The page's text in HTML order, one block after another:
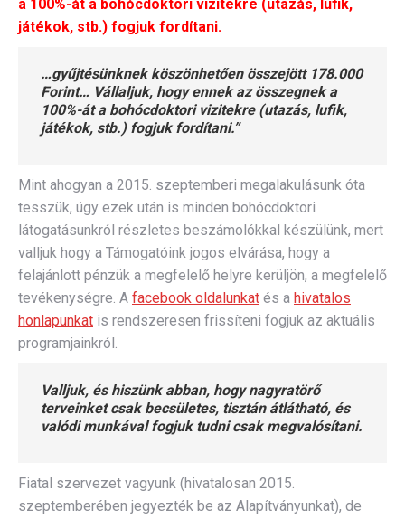
a 100%-át a bohócdoktori vizitekre (utazás, lufik,
játékok, stb.) fogjuk fordítani.
…gyűjtésünknek köszönhetően összejött 178.000
Forint… Vállaljuk, hogy ennek az összegnek a
100%-át a bohócdoktori vizitekre (utazás, lufik,
játékok, stb.) fogjuk fordítani.”
Mint ahogyan a 2015. szeptemberi megalakulásunk óta
tesszük, úgy ezek után is minden bohócdoktori
látogatásunkról részletes beszámolókkal készülünk, mert
valljuk hogy a Támogatóink jogos elvárása, hogy a
felajánlott pénzük a megfelelő helyre kerüljön, a megfelelő
tevékenységre. A facebook oldalunkat és a hivatalos
honlapunkat is rendszeresen frissíteni fogjuk az aktuális
programjainkról.
Valljuk, és hiszünk abban, hogy nagyratörő
terveinket csak becsületes, tisztán átlátható, és
valódi munkával fogjuk tudni csak megvalósítani.
Fiatal szervezet vagyunk (hivatalosan 2015.
szeptemberében jegyezték be az Alapítványunkat), de